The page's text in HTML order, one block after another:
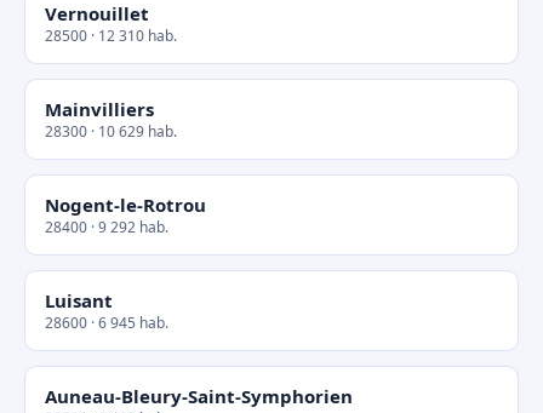
Vernouillet
28500 · 12 310 hab.
Mainvilliers
28300 · 10 629 hab.
Nogent-le-Rotrou
28400 · 9 292 hab.
Luisant
28600 · 6 945 hab.
Auneau-Bleury-Saint-Symphorien